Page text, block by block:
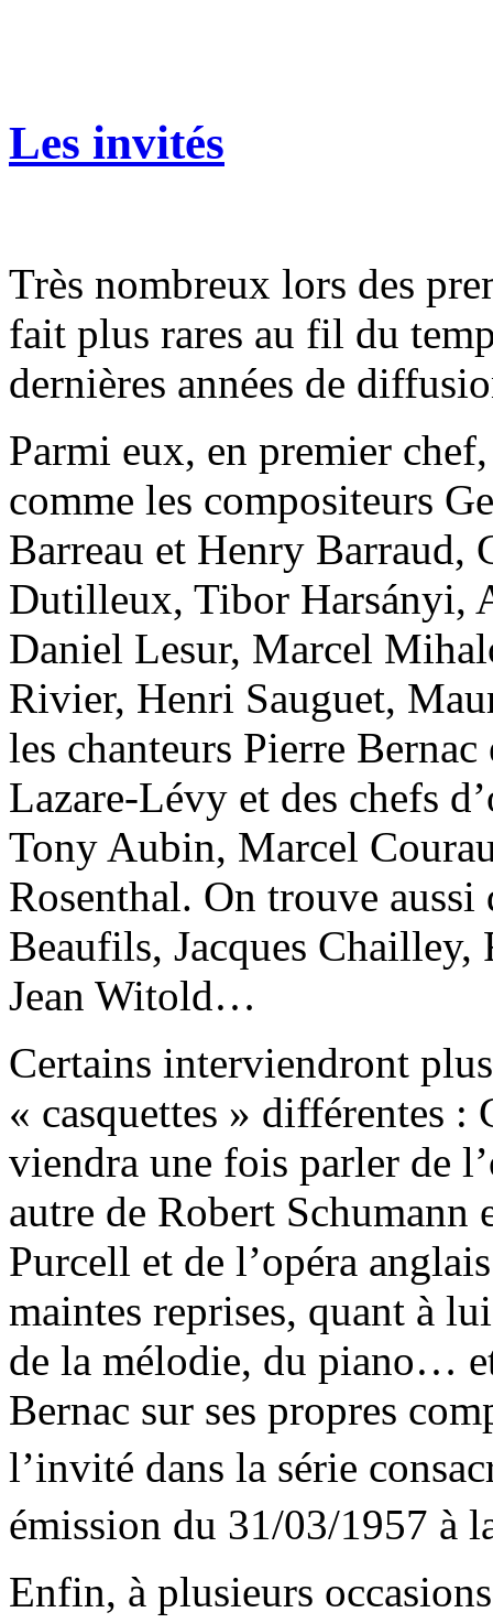
Les invités
Très nombreux lors des
fait plus rares au fil du
dernières années de
Parmi eux, en premier
comme les compositeurs
Barreau et Henry
Dutilleux, Tibor Harsányi,
Daniel Lesur, Marcel
Rivier, Henri Sauguet,
les chanteurs Pierre
Lazare-Lévy et des chefs
Tony Aubin, Marcel
Rosenthal. On trouve
Beaufils, Jacques
Jean Witold…
Certains interviendront
« casquettes » différentes :
viendra une fois parler de
autre de Robert Schumann
Purcell et de l’opéra
maintes reprises, quant à
de la mélodie, du piano…
Bernac sur ses propres
l’invité dans la série
émission du 31/03/1957 à
Enfin, à plusieurs